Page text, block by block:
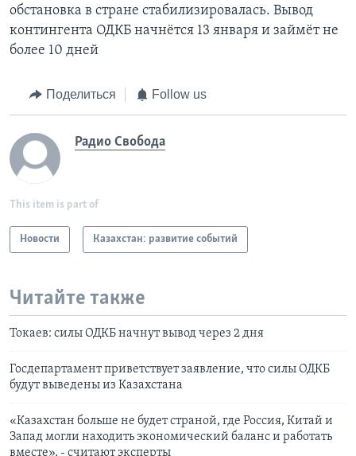
обстановка в стране стабилизировалась. Вывод
контингента ОДКБ начнётся 13 января и займёт не
более 10 дней
Поделиться Follow us
Радио Свобода
This item is part of
Новости Казахстан: развитие событий
Читайте также
Токаев: силы ОДКБ начнут вывод через 2 дня
Госдепартамент приветствует заявление, что силы ОДКБ
будут выведены из Казахстана
«Казахстан больше не будет страной, где Россия, Китай и
Запад могли находить экономический баланс и работать
вместе», - считают эксперты